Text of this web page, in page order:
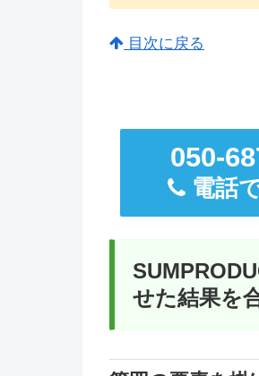
目次に戻る
050-
電話
せた結果を